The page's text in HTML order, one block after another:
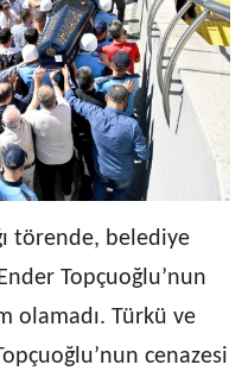
törende, belediye
Topçuoğlu’nun
olamadı. Türkü ve
cenazesi